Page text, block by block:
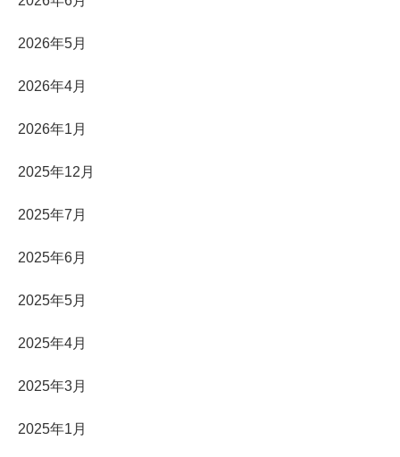
2026年5月
2026年4月
2026年1月
2025年12月
2025年7月
2025年6月
2025年5月
2025年4月
2025年3月
2025年1月